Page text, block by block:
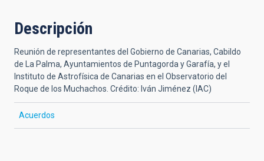
Descripción
Reunión de representantes del Gobierno de Canarias, Cabildo
de La Palma, Ayuntamientos de Puntagorda y Garafía, y el
Instituto de Astrofísica de Canarias en el Observatorio del
Roque de los Muchachos. Crédito: Iván Jiménez (IAC)
Acuerdos